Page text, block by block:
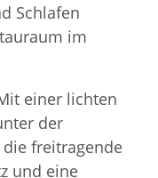
Schlafen
im
einer lichten
der
freitragende
und eine